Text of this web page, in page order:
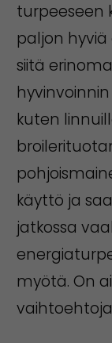
turpeeseen
paljon hyviä
siitä
kuten
käyttö ja
jatkossa
myötä. On